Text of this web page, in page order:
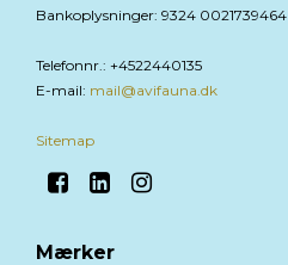
Bankoplysninger: 9324 0021739464
Telefonnr. : +4522440135
E-mail: mail@avifauna.dk
Sitemap
Mærker